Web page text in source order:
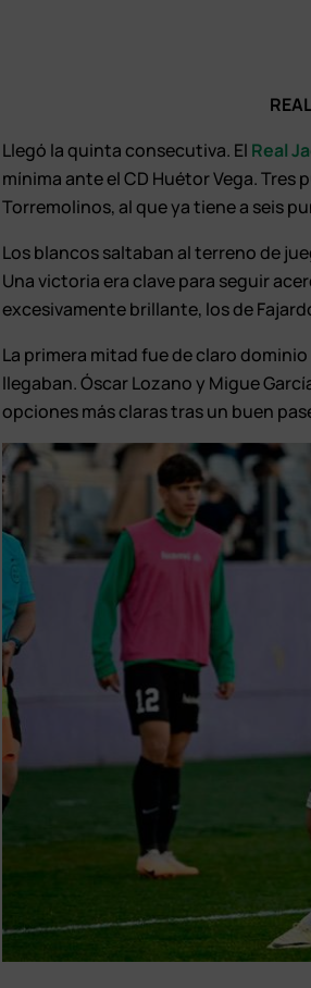
Llegó la quinta consecutiva. El Real
mínima ante el CD Huétor Vega.
Torremolinos, al que ya tiene a seis
Los blancos saltaban al terreno de
Una victoria era clave para seguir
excesivamente brillante, los de
La primera mitad fue de claro
llegaban. Óscar Lozano y Migue
opciones más claras tras un buen